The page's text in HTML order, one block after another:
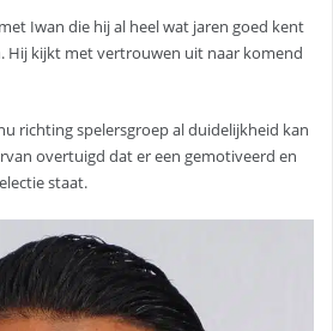
Iwan die hij al heel wat jaren goed kent
Hij kijkt met vertrouwen uit naar komend
richting spelersgroep al duidelijkheid kan
overtuigd dat er een gemotiveerd en
staat.